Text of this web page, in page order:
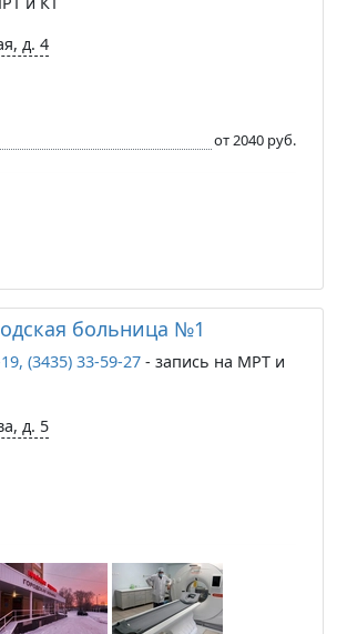
д. 4
от 2040 руб.
больница №1
(3435) 33-59-27 - запись на МРТ и
д. 5